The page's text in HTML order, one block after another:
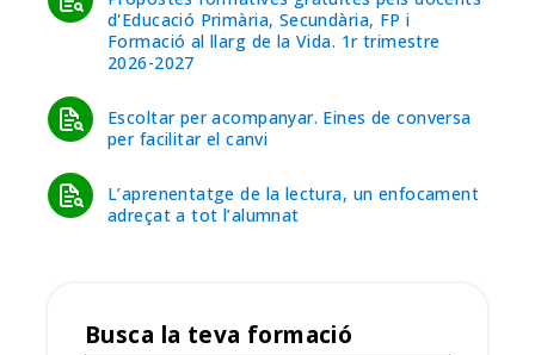
d'Educació Primària, Secundària, FP i
Formació al llarg de la Vida. 1r trimestre
2026-2027
Escoltar per acompanyar. Eines de conversa
per facilitar el canvi
L’aprenentatge de la lectura, un enfocament
adreçat a tot l’alumnat
Busca la teva formació